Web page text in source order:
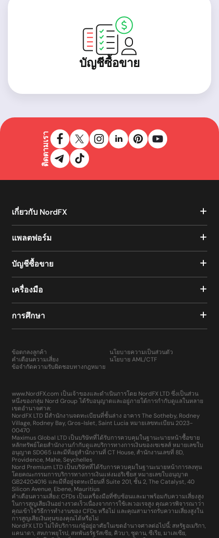
บัญชีซื้อขาย
ติดตามเรา
เกี่ยวกับ NordFX
แพลตฟอร์ม
บัญชีซื้อขาย
เครื่องมือ
การศึกษา
ข้อตกลงลูกค้า
คำเตือนความเสี่ยง
ข้อจำกัดความรับผิดชอบทางกฎหมาย
นโยบายความเป็นส่วนตัว
นโยบาย AML/CTF
www.NordFX.com เป็นเจ้าของและดำเนินการโดย NordFX LTD ซึ่งเป็นส่วน
หนึ่งของกลุ่ม Nord Group ได้รับอนุญาตและอยู่ภายใต้การกำกับดูแลในหลาย
เขตอำนาจศาล:
NordFX LTD มีสำนักงานจดทะเบียนที่ชั้นล่าง อาคาร The Sotheby, Rodney
Village, Rodney Bay, Gros-Islet, Saint Lucia หมายเลขทะเบียน 2023-
00470
Maximus Global LTD เป็นบริษัทที่ได้รับการควบคุมในฐานะนายหน้าซื้อขาย
หลักทรัพย์โดยสำนักงานกำกับดูแลบริการทางการเงินของเซเชลส์ หมายเลขใบ
อนุญาต SD065 และมีที่อยู่สำนักงานที่ CT House, สำนักงานเลขที่ 8D,
Providence, Mahe, Seychelles
Nord Premium LTD เป็นบริษัทที่ได้รับการควบคุมในฐานะนายหน้าการลงทุน
โดยคณะกรรมการบริการทางการเงินแห่งมอริเชียส หมายเลขใบอนุญาต
GB24204016 และมีที่อยู่จดทะเบียนที่ Suite 201, ชั้น 2, The Catalyst, 40
Silicon Avenue, Ebene, Mauritius
คำเตือนความเสี่ยง: CFDs เป็นเครื่องมือที่ซับซ้อนและมาพร้อมกับความเสี่ยงสูง
ในการสูญเสียเงินอย่างรวดเร็วเนื่องจากการใช้เลเวอเรจสูง คุณควรพิจารณาว่า
คุณเข้าใจวิธีการทำงานของ CFDs หรือไม่ และคุณสามารถรับความเสี่ยงสูงใน
การสูญเสียเงินทุนของคุณได้หรือไม่
NordFX LTD ไม่ให้บริการแก่ผู้อยู่อาศัยในเขตอำนาจศาลต่อไปนี้: สหรัฐอเมริกา,
แคนาดา, สหภาพยุโรป, สหพันธรัฐรัสเซีย, คิวบา, ซูดาน, ซีเรีย, มาเลเซีย,